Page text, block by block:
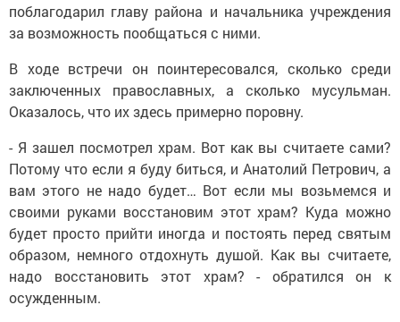
поблагодарил главу района и начальника учреждения
за возможность пообщаться с ними.
В ходе встречи он поинтересовался, сколько среди
заключенных православных, а сколько мусульман.
Оказалось, что их здесь примерно поровну.
- Я зашел посмотрел храм. Вот как вы считаете сами?
Потому что если я буду биться, и Анатолий Петрович, а
вам этого не надо будет… Вот если мы возьмемся и
своими руками восстановим этот храм? Куда можно
будет просто прийти иногда и постоять перед святым
образом, немного отдохнуть душой. Как вы считаете,
надо восстановить этот храм? - обратился он к
осужденным.